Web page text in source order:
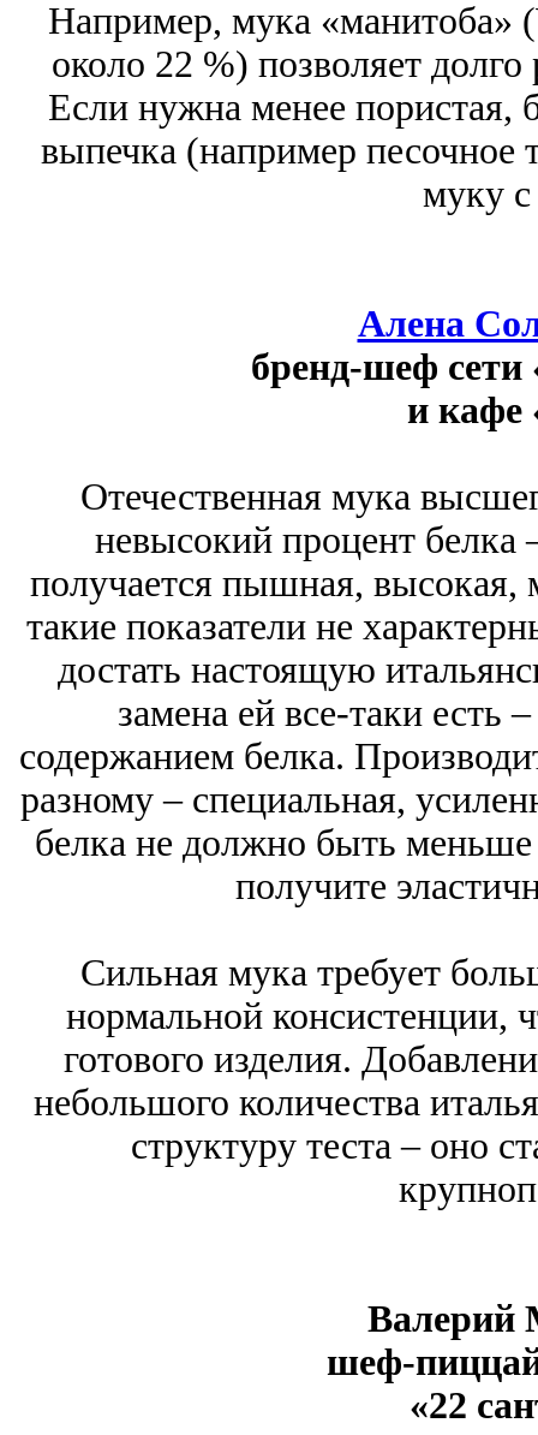
Например, мука «манитоба»
около 22 %) позволяет долго
Если нужна менее пористая,
выпечка (например песочное
муку
Алена
бренд-шеф
и кафе
Отечественная мука
невысокий процент белка
получается пышная, высокая,
такие показатели не
достать настоящую
замена ей все-таки
содержанием белка.
разному – специальная,
белка не должно быть
получите
Сильная мука требует
нормальной консистенции,
готового изделия.
небольшого количества
структуру теста – оно
Валерий
шеф-
«22